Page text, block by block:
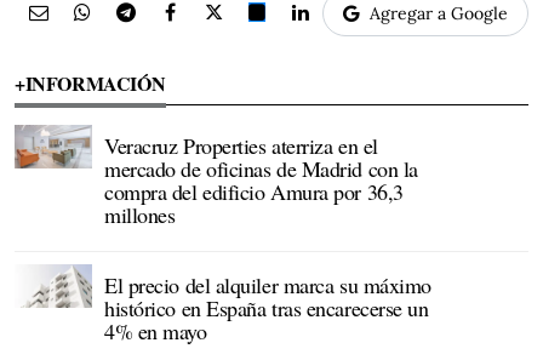
Agregar a Google
+INFORMACIÓN
Veracruz Properties aterriza en el
mercado de oficinas de Madrid con la
compra del edificio Amura por 36,3
millones
El precio del alquiler marca su máximo
histórico en España tras encarecerse un
4% en mayo